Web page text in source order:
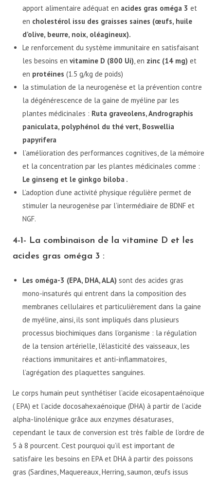
apport alimentaire adéquat en acides gras oméga 3 et
en cholestérol issu des graisses saines (œufs, huile
d’olive, beurre, noix, oléagineux).
Le renforcement du système immunitaire en satisfaisant
les besoins envitamine D (800 Ui) , en zinc (14 mg) et
en protéines (1.5 g/kg de poids)
la stimulation de la neurogenèse et la prévention contre
la dégénérescence de la gaine de myéline par les
plantes médicinales : Ruta graveolens, Andrographis
paniculata, polyphénol du thé vert, Boswellia
papyrifera
l’amélioration des performances cognitives, de la mémoire
et la concentration par les plantes médicinales comme :
Le ginseng et le ginkgo biloba .
L’adoption d’une activité physique régulière permet de
stimuler la neurogenèse par l’intermédiaire de BDNF et
NGF.
4-1- La combinaison de la vitamine D et les
acides gras oméga 3 :
Les oméga-3 (EPA, DHA, ALA) sont des acides gras
mono-insaturés qui entrent dans la composition des
membranes cellulaires et particulièrement dans la gaine
de myéline, ainsi, ils sont impliqués dans plusieurs
processus biochimiques dans l’organisme : la régulation
de la tension artérielle, l’élasticité des vaisseaux, les
réactions immunitaires et anti-inflammatoires,
l’agrégation des plaquettes sanguines.
Le corps humain peut synthétiser l’acide eicosapentaénoïque
( EPA) et l’acide docosahexaénoïque (DHA) à partir de l’acide
alpha-linolénique grâce aux enzymes désaturases,
cependant le taux de conversion est très faible de l’ordre de
5 à 8 pourcent. C’est pourquoi qu’il est important de
satisfaire les besoins en EPA et DHA à partir des poissons
gras (Sardines, Maquereaux, Herring, saumon, œufs issus